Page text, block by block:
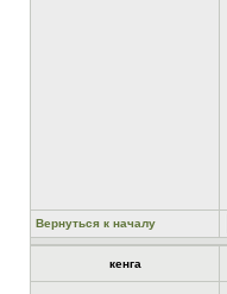
Вернуться к началу
кенга